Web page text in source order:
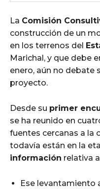
La Comisión
construcción de un
en los terrenos del
Marichal, y que debe
enero, aún no debate
proyecto.
Desde su primer
se ha reunido en
fuentes cercanas a la
todavía están en la
información relativa
Ese levantamiento